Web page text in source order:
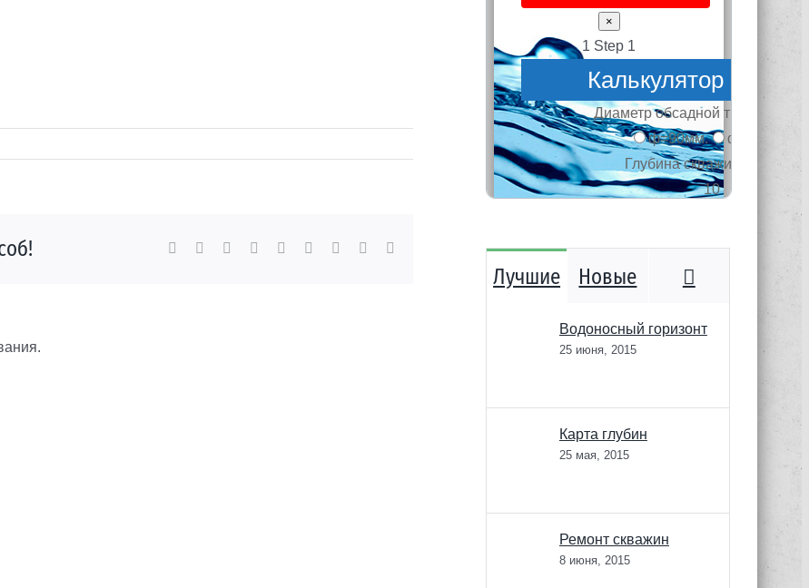
Facebook Reddit LinkedInWhatsApp
TumblrPinterest
Лучшие Новые
Водоносный горизонт
25 июня, 2015
Карта глубин
25 мая, 2015
Ремонт скважин
8 июня, 2015